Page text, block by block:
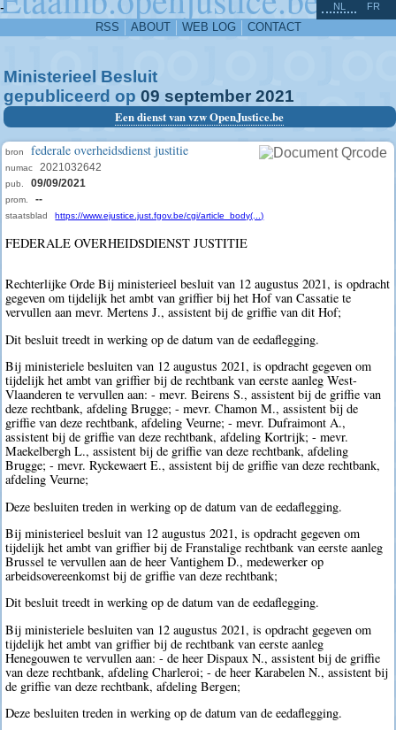
-
RSS ABOUT WEB LOG CONTACT
NL FR
Ministerieel Besluit
gepubliceerd op 09 september 2021
Een dienst van vzw OpenJustice.be
bron federale overheidsdienst justitie
numac 2021032642
pub. 09/09/2021
prom. --
staatsblad https://www.ejustice.just.fgov.be/cgi/article_body(...)
FEDERALE OVERHEIDSDIENST JUSTITIE
Rechterlijke Orde Bij ministerieel besluit van 12 augustus 2021, is opdracht
gegeven om tijdelijk het ambt van griffier bij het Hof van Cassatie te
vervullen aan mevr. Mertens J., assistent bij de griffie van dit Hof;
Dit besluit treedt in werking op de datum van de eedaflegging.
Bij ministeriele besluiten van 12 augustus 2021, is opdracht gegeven om
tijdelijk het ambt van griffier bij de rechtbank van eerste aanleg West-
Vlaanderen te vervullen aan: - mevr. Beirens S., assistent bij de griffie van
deze rechtbank, afdeling Brugge; - mevr. Chamon M., assistent bij de
griffie van deze rechtbank, afdeling Veurne; - mevr. Dufraimont A.,
assistent bij de griffie van deze rechtbank, afdeling Kortrijk; - mevr.
Maekelbergh L., assistent bij de griffie van deze rechtbank, afdeling
Brugge; - mevr. Ryckewaert E., assistent bij de griffie van deze rechtbank,
afdeling Veurne;
Deze besluiten treden in werking op de datum van de eedaflegging.
Bij ministerieel besluit van 12 augustus 2021, is opdracht gegeven om
tijdelijk het ambt van griffier bij de Franstalige rechtbank van eerste aanleg
Brussel te vervullen aan de heer Vantighem D., medewerker op
arbeidsovereenkomst bij de griffie van deze rechtbank;
Dit besluit treedt in werking op de datum van de eedaflegging.
Bij ministeriele besluiten van 12 augustus 2021, is opdracht gegeven om
tijdelijk het ambt van griffier bij de rechtbank van eerste aanleg
Henegouwen te vervullen aan: - de heer Dispaux N., assistent bij de griffie
van deze rechtbank, afdeling Charleroi; - de heer Karabelen N., assistent bij
de griffie van deze rechtbank, afdeling Bergen;
Deze besluiten treden in werking op de datum van de eedaflegging.
^